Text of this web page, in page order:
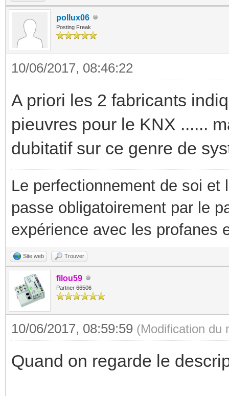
pollux06
Posting Freak
10/06/2017, 08:46:22
A priori les 2 fabricants
pieuvres pour le KNX ......
dubitatif sur ce genre de
Le perfectionnement de soi
passe obligatoirement par le
expérience avec les profanes
Site web Trouver
filou59
Partner 66506
10/06/2017, 08:59:59 (Modification du
Quand on regarde le